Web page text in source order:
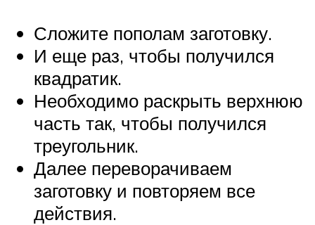
Сложите пополам заготовку.
И еще раз, чтобы получился
квадратик.
Необходимо раскрыть верхнюю
часть так, чтобы получился
треугольник.
Далее переворачиваем
заготовку и повторяем все
действия.